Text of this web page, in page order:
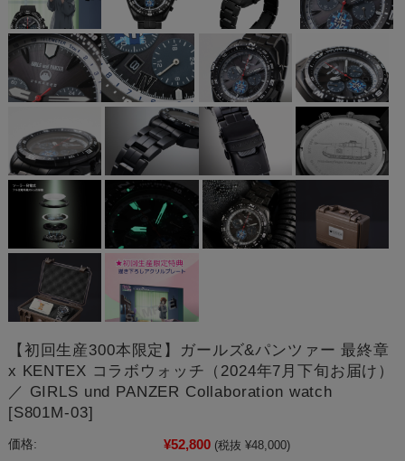
【初回生産300本限定】ガールズ&パンツァー 最終章
x KENTEX コラボウォッチ（2024年7月下旬お届け）
／ GIRLS und PANZER Collaboration watch
[S801M-03]
価格: ¥52,800 (税抜 ¥48,000)